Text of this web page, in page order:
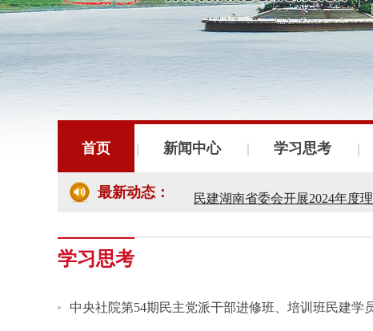
首页 新闻中心 学习思考
最新动态：
民建湖南省委会十届五次全会召
民建湖南省十届十次常委会议
民建湖南省委会开展2024年度
民建湖南省委会召开全省组织
学习思考
中央社院第54期民主党派干部进修班、培训班民建学